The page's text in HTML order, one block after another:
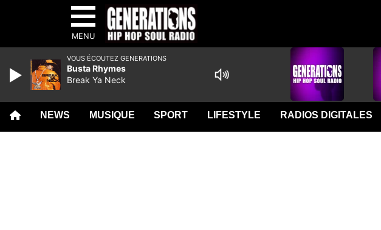
MENU
NEWS MUSIQUE SPORT LIFESTYLE RADIOS DIGITALES
VOUS ÉCOUTEZ GENERATIONS
Busta Rhymes
Break Ya Neck